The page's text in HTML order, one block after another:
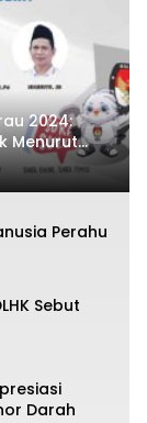
2024:
Menurut
Perahu
Sebut
Darah